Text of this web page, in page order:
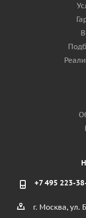
+7 495 223-
г. Москва, ул.